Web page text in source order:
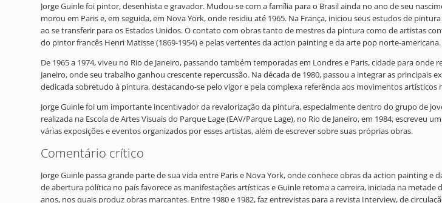
Jorge Guinle foi pintor, desenhista e gravador. Mudou-se com a família para o Brasil ainda no ano de seu
morou em Paris e, em seguida, em Nova York, onde residiu até 1965. Na França, iniciou seus estudos de
ao se transferir para os Estados Unidos. O contato com obras tanto de mestres da pintura como de artistas
do pintor francês Henri Matisse (1869-1954) e pelas vertentes da action painting e da arte pop norte-americana.
De 1965 a 1974, viveu no Rio de Janeiro, passando também temporadas em Londres e Paris, cidade para
Janeiro, onde seu trabalho ganhou crescente repercussão. Na década de 1980, passou a integrar as
dedicada sobretudo à pintura, destacando-se pelo vigor e pela complexa referência aos movimentos
Jorge Guinle foi um importante incentivador da revalorização da pintura, especialmente dentro do grupo de
realizada na Escola de Artes Visuais do Parque Lage (EAV/Parque Lage), no Rio de Janeiro, em 1984,
várias exposições e eventos organizados por esses artistas, além de escrever sobre suas próprias obras.
Comentário crítico
Jorge Guinle passa grande parte de sua vida entre Paris e Nova York, onde conhece obras da action painting
de abertura política no país favorece as manifestações artísticas e Guinle retoma a carreira, iniciada na
anos, nos quais produz obras marcantes. Entre 1980 e 1982, faz entrevistas para a revista Interview, de